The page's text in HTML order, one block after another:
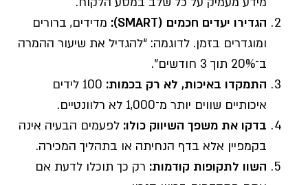
הגדירו יעדים חכמים (SMART):
מדידים, ברורים
ומוגדרים בזמן. לדוגמה: “להגדיל את שיעור ההמרה
ב־20% תוך 3 חודשים”.
התמקדו באיכות, לא רק בכמות:
100 לידים
איכותיים שווים יותר מ־1,000 לא רלוונטיים.
בדקו את משפך השיווק כולו: לפעמים הבעיה אינה
בקמפיין אלא בדף הנחיתה או בתהליך המכירה.
השוו לתקופות קודמות: רק כך תוכלו לדעת אם